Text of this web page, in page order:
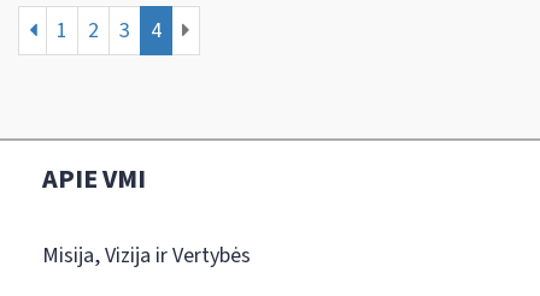
1 2 3 4
APIE VMI
Misija, Vizija ir Vertybės